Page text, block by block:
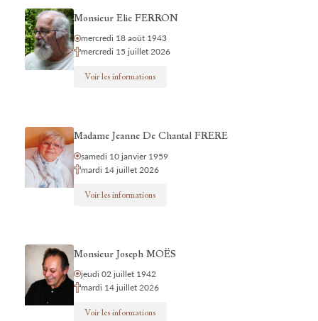
Monsieur Elie FERRON
mercredi 18 août 1943
mercredi 15 juillet 2026
Voir les informations
Madame Jeanne De Chantal FRERE
samedi 10 janvier 1959
mardi 14 juillet 2026
Voir les informations
Monsieur Joseph MOËS
jeudi 02 juillet 1942
mardi 14 juillet 2026
Voir les informations